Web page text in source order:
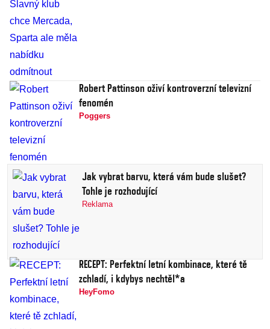
Robert Pattinson oživí kontroverzní televizní
fenomén
Poggers
Jak vybrat barvu, která vám bude slušet?
Tohle je rozhodující
Reklama
RECEPT: Perfektní letní kombinace, které tě
zchladí, i kdybys nechtěl*a
HeyFomo